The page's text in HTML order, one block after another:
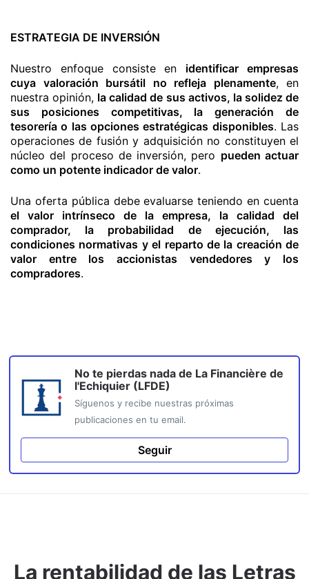
ESTRATEGIA DE INVERSIÓN
Nuestro enfoque consiste en identificar empresas
cuya valoración bursátil no refleja plenamente, en
nuestra opinión, la calidad de sus activos, la solidez de
sus posiciones competitivas, la generación de
tesorería o las opciones estratégicas disponibles. Las
operaciones de fusión y adquisición no constituyen el
núcleo del proceso de inversión, pero pueden actuar
como un potente indicador de valor.
Una oferta pública debe evaluarse teniendo en cuenta
el valor intrínseco de la empresa, la calidad del
comprador, la probabilidad de ejecución, las
condiciones normativas y el reparto de la creación de
valor entre los accionistas vendedores y los
compradores.
No te pierdas nada de La Financière de
l'Echiquier (LFDE)
Síguenos y recibe nuestras próximas
publicaciones en tu email.
Seguir
La rentabilidad de las Letras